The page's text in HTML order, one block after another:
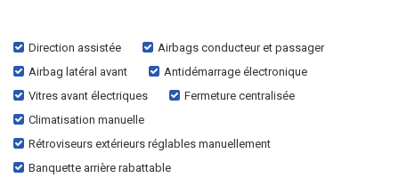
Direction assistée
Airbags conducteur et passager
Airbag latéral avant
Antidémarrage électronique
Vitres avant électriques
Fermeture centralisée
Climatisation manuelle
Rétroviseurs extérieurs réglables manuellement
Banquette arrière rabattable